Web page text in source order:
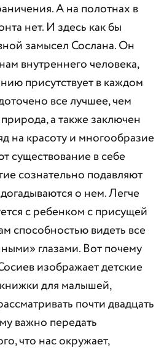
А на полотнах в
нет. И здесь как бы
замысел Сослана. Он
внутреннего человека,
присутствует в каждом
все лучшее, чем
а также заключен
на красоту и многообразие
существование в себе
сознательно подавляют
о нем. Легче
с ребенком с присущей
способностью видеть все
глазами. Вот почему
изображает детские
для малышей,
почти двадцать
важно передать
что нас окружает,